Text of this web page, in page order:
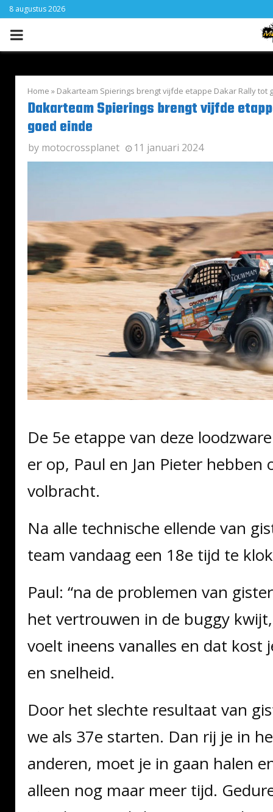
8 augustus 2026
PRIMARY
Home » Dakarteam Spierings brengt vijfde etappe Dakar Rally tot
Dakarteam Spierings brengt vijfde
goed einde
by motocrossplanet 11 januari 2024
De 5e etappe van deze
er op, Paul en Jan Pieter hebben
volbracht.
Na alle technische ellende van
team vandaag een 18e tijd te
Paul: “na de problemen van
het vertrouwen in de buggy
voelt ineens vanalles en dat kost
en snelheid.
Door het slechte resultaat van
we als 37e starten. Dan rij je in
anderen, moet je in gaan halen
alleen nog maar meer tijd.